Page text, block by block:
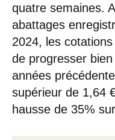
quatre semaines.
abattages
2024, les
de progresser
années
supérieur de 1,64
hausse de 35%